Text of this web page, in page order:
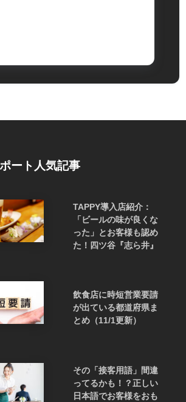
ート人気記事
TAPPY導入店紹介：
「ビールの味が良くな
った」とお客様も認め
た！四ツ谷『志ら井』
飲食店に時短営業要請
が出ている都道府県ま
とめ（11/1更新）
その「接客用語」間違
ってるかも！？正しい
日本語でお客様をおも